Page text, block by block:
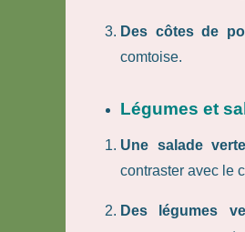
Des côtes de
comtoise.
Légumes et
Une salade verte
contraster avec le
Des légumes